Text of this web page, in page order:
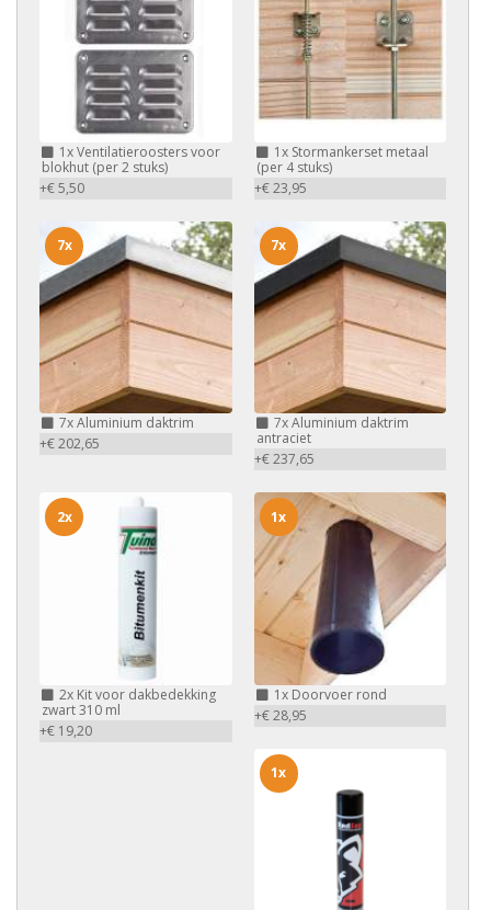
1xVentilatieroosters voor
blokhut (per 2 stuks)
+€ 5,50
1xStormankerset metaal
(per 4 stuks)
+€ 23,95
7xAluminium daktrim
+€ 202,65
7x
7xAluminium daktrim
antraciet
+€ 237,65
7x
2x Kit voor dakbedekking
zwart 310 ml
+€ 19,20
2x
1xDoorvoer rond
+€ 28,95
1x
1x